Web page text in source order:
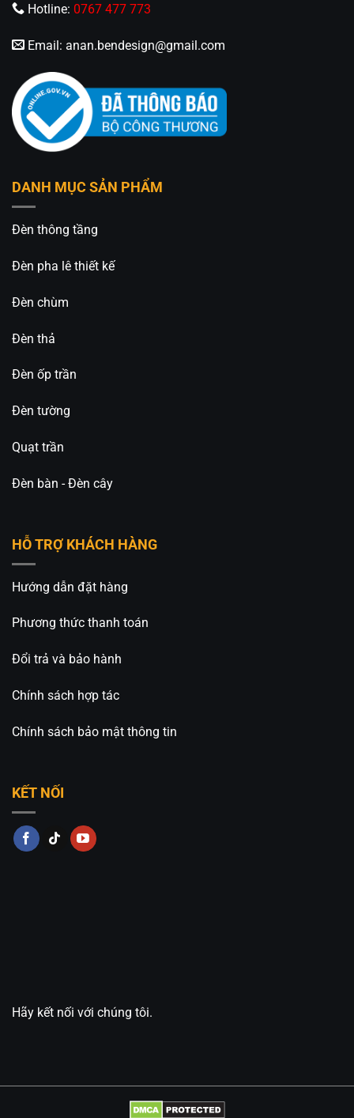
Hotline: 0767 477 773
Email: anan.bendesign@gmail.com
DANH MỤC SẢN PHẨM
Đèn thông tầng
Đèn pha lê thiết kế
Đèn chùm
Đèn thả
Đèn ốp trần
Đèn tường
Quạt trần
Đèn bàn - Đèn cây
HỖ TRỢ KHÁCH HÀNG
Hướng dẫn đặt hàng
Phương thức thanh toán
Đổi trả và bảo hành
Chính sách hợp tác
Chính sách bảo mật thông tin
KẾT NỐI
Hãy kết nối với chúng tôi.